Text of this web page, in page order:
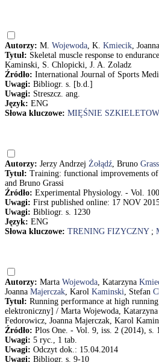
Autorzy: M. Wojewoda, K. Kmiecik, Joanna
Tytuł: Skeletal muscle response to
Kaminski, S. Chlopicki, J. A. Zoladz
Źródło: International Journal of Sports
Uwagi: Bibliogr. s. [b.d.]
Uwagi: Streszcz. ang.
Język: ENG
Słowa kluczowe: MIĘŚNIE
Autorzy: Jerzy Andrzej Żołądź, Bruno
Tytuł: Training: functional improvements
and Bruno Grassi
Źródło: Experimental Physiology. - Vol.
Uwagi: First published online: 17 NOV
Uwagi: Bibliogr. s. 1230
Język: ENG
Słowa kluczowe: TRENING FIZYCZNY;
Autorzy: Marta Wojewoda, Katarzyna
Joanna Majerczak, Karol Kaminski, Stefan
Tytuł: Running performance at high
elektroniczny] / Marta Wojewoda,
Fedorowicz, Joanna Majerczak, Karol
Źródło: Plos One. - Vol. 9, iss. 2 (2014), s.
Uwagi: 5 ryc., 1 tab.
Uwagi: Odczyt dok.: 15.04.2014
Uwagi: Bibliogr. s. 9-10